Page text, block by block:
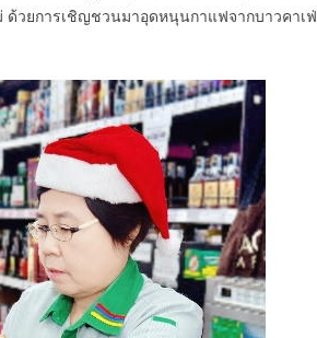
ด้วยการเชิญชวนมาอุดหนุนกาแฟจากบาวคาเฟ่